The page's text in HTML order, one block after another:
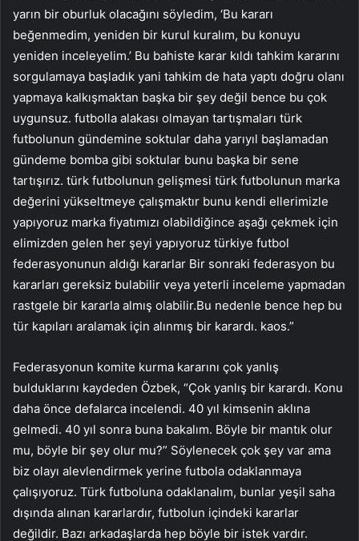
yarın bir oburluk olacağını söyledim, ‘Bu kararı
beğenmedim, yeniden bir kurul kuralım, bu konuyu
yeniden inceleyelim.’ Bu bahiste karar kıldı tahkim kararını
sorgulamaya başladık yani tahkim de hata yaptı doğru olanı
yapmaya kalkışmaktan başka bir şey değil bence bu çok
uygunsuz. futbolla alakası olmayan tartışmaları türk
futbolunun gündemine soktular daha yarıyıl başlamadan
gündeme bomba gibi soktular bunu başka bir sene
tartışırız. türk futbolunun gelişmesi türk futbolunun marka
değerini yükseltmeye çalışmaktır bunu kendi ellerimizle
yapıyoruz marka fiyatımızı olabildiğince aşağı çekmek için
elimizden gelen her şeyi yapıyoruz türkiye futbol
federasyonunun aldığı kararlar Bir sonraki federasyon bu
kararları gereksiz bulabilir veya yeterli inceleme yapmadan
rastgele bir kararla almış olabilir.Bu nedenle bence hep bu
tür kapıları aralamak için alınmış bir karardı. kaos.”
Federasyonun komite kurma kararını çok yanlış
bulduklarını kaydeden Özbek, “Çok yanlış bir karardı. Konu
daha önce defalarca incelendi. 40 yıl kimsenin aklına
gelmedi. 40 yıl sonra buna bakalım. Böyle bir mantık olur
mu, böyle bir şey olur mu?” Söylenecek çok şey var ama
biz olayı alevlendirmek yerine futbola odaklanmaya
çalışıyoruz. Türk futboluna odaklanalım, bunlar yeşil saha
dışında alınan kararlardır, futbolun içindeki kararlar
değildir. Bazı arkadaşlarda hep böyle bir istek vardır.